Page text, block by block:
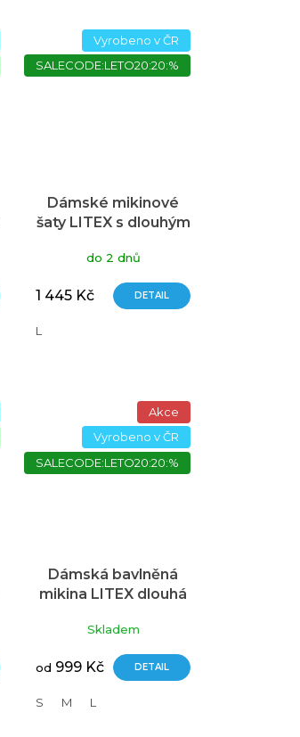
Vyrobeno v ČR
SALECODE:LETO20:20:%
Dámské mikinové
šaty LITEX s dlouhým
do 2 dnů
1 445 Kč DETAIL
L
Akce
Vyrobeno v ČR
SALECODE:LETO20:20:%
Dámská bavlněná
mikina LITEX dlouhá
Skladem
od 999 Kč DETAIL
S M L